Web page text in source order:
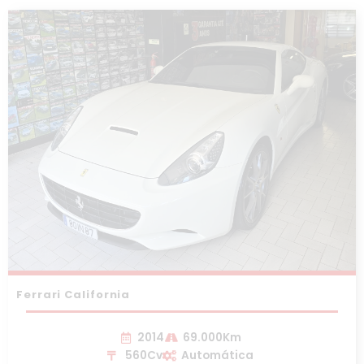
Ferrari California
2014
69.000Km
560Cv
Automática